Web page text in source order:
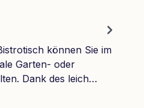
können Sie im
Garten- oder
Dank des leich…